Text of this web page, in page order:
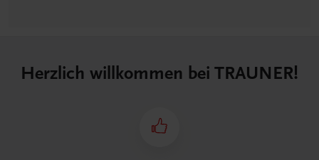
Herzlich willkommen bei TRAUNER!